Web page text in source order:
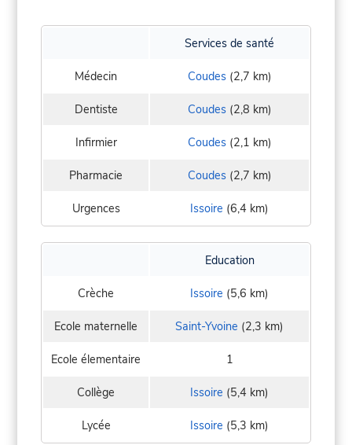
Services de santé
Médecin Coudes(2,7 km)
Dentiste Coudes(2,8 km)
Infirmier Coudes(2,1 km)
Pharmacie Coudes(2,7 km)
Urgences Issoire (6,4 km)
Education
Crèche Issoire (5,6 km)
Ecole maternelle Saint-Yvoine (2,3 km)
Ecole élementaire 1
Collège Issoire (5,4 km)
Lycée Issoire (5,3 km)